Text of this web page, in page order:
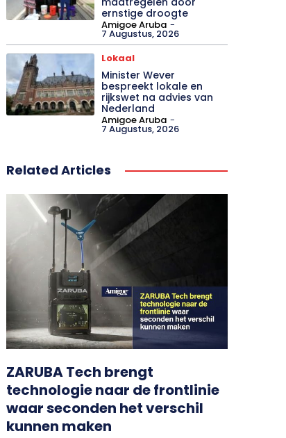
ernstige droogte
Amigoe Aruba -
7 Augustus, 2026
Lokaal
Minister Wever
bespreekt lokale en
rijkswet na advies van
Nederland
Amigoe Aruba -
7 Augustus, 2026
Related Articles
ZARUBA Tech brengt
technologie naar de frontlinie
waar seconden het verschil
kunnen maken